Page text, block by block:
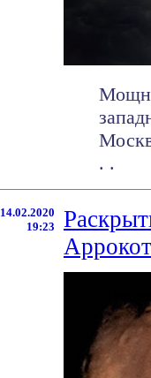
. .
14.02.2020
19:23
Аррокот